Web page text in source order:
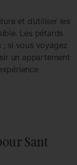
et d’utiliser les
Les pétards
si vous voyagez
un appartement
Sant